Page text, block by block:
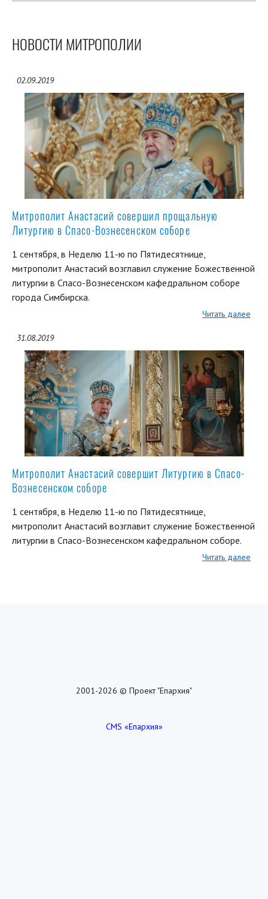
НОВОСТИ МИТРОПОЛИИ
02.09.2019
Митрополит Анастасий совершил прощальную
Литургию в Спасо-Вознесенском соборе
1 сентября, в Неделю 11-ю по Пятидесятнице,
митрополит Анастасий возглавил служение Божественной
литургии в Спасо-Вознесенском кафедральном соборе
города Симбирска.
Читать далее
31.08.2019
Митрополит Анастасий совершит Литургию в Спасо-
Вознесенском соборе
1 сентября, в Неделю 11-ю по Пятидесятнице,
митрополит Анастасий возглавит служение Божественной
литургии в Спасо-Вознесенском кафедральном соборе.
Читать далее
2001-2026 © Проект "Епархия"
CMS «Епархия»